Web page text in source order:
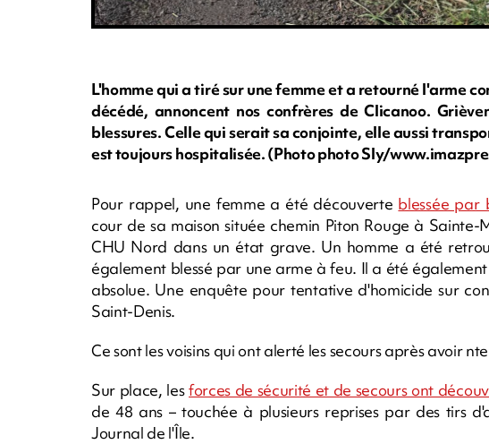
L'homme qui a tiré sur une femme et a retourné l'arme
décédé, annoncent nos confrères de Clicanoo.
blessures. Celle qui serait sa conjointe, elle aussi
est toujours hospitalisée. (Photo photo Sly/
Pour rappel, une femme a été découverte blessée par
cour de sa maison située chemin Piton Rouge à
CHU Nord dans un état grave. Un homme a été
également blessé par une arme à feu. Il a été
absolue. Une enquête pour tentative d'homicide sur
Saint-Denis.
Ce sont les voisins qui ont alerté les secours après avoir
Sur place, lesforces de sécurité et de secours ont
de 48 ans – touchée à plusieurs reprises par des tirs
Journal de l'Île.